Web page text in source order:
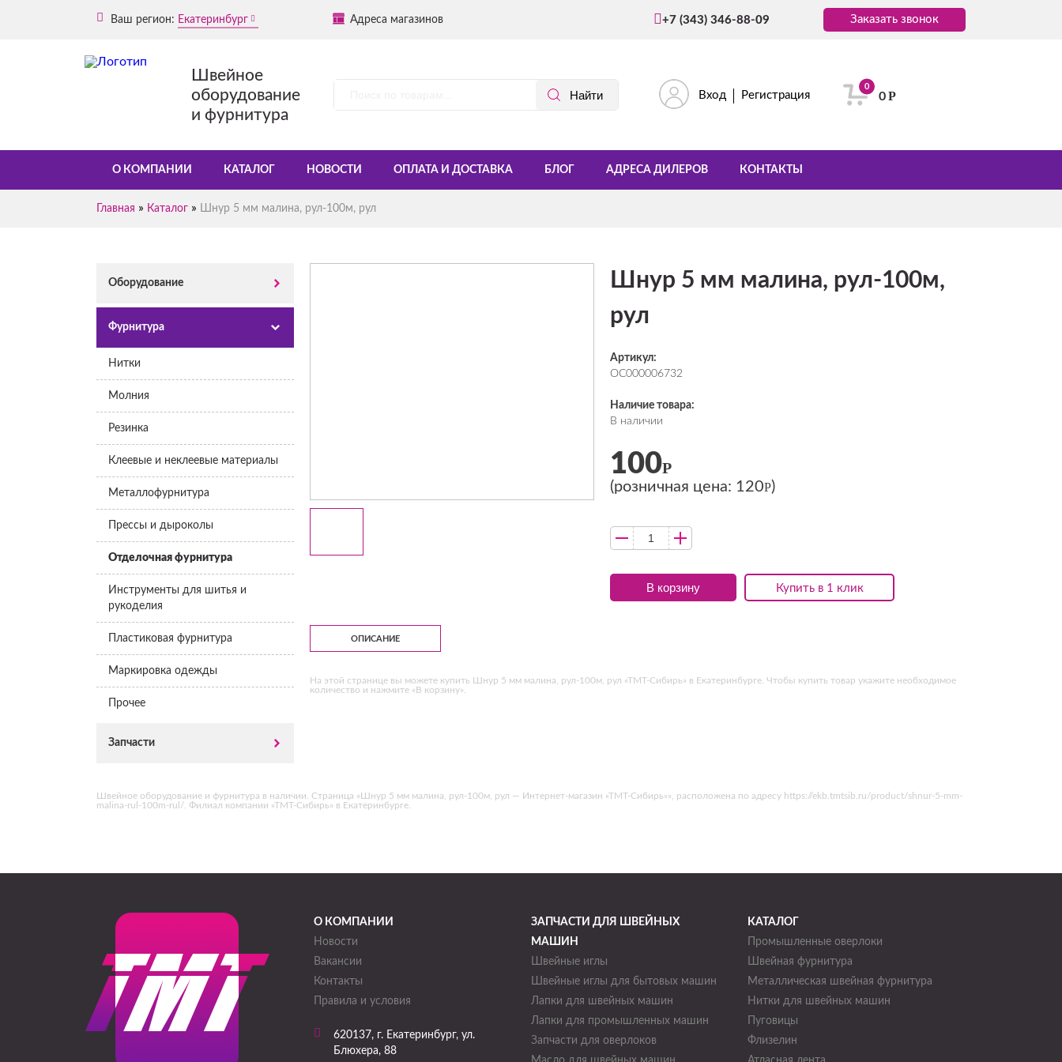
Ваш регион: Екатеринбург Адреса магазинов +7 (343) 346-88-09 Заказать звонок
Швейное
оборудование
и фурнитура
Вход Регистрация
0
0Р
О КОМПАНИИ КАТАЛОГ НОВОСТИ ОПЛАТА И ДОСТАВКА БЛОГ АДРЕСА ДИЛЕРОВ КОНТАКТЫ
Главная » Каталог » Шнур 5 мм малина, рул-100м, рул
Оборудование
Фурнитура
Нитки
Молния
Резинка
Клеевые и неклеевые материалы
Металлофурнитура
Прессы и дыроколы
Отделочная фурнитура
Инструменты для шитья и
рукоделия
Пластиковая фурнитура
Маркировка одежды
Прочее
Запчасти
Шнур 5 мм малина, рул-100м,
рул
Артикул:
ОС000006732
Наличие товара:
В наличии
Купить в 1 клик
100Р
(розничная цена: 120Р)
В корзину
ОПИСАНИЕ
На этой странице вы можете купить Шнур 5 мм малина, рул-100м, рул «ТМТ-Сибирь» в Екатеринбурге. Чтобы купить товар укажите необходимое
количество и нажмите «В корзину».
Швейное оборудование и фурнитура в наличии. Страница «Шнур 5 мм малина, рул-100м, рул — Интернет-магазин «ТМТ-Сибирь»», расположена по адресу https://ekb.tmtsib.ru/product/shnur-5-mm-
malina-rul-100m-rul/. Филиал компании «ТМТ-Сибирь» в Екатеринбурге.
О КОМПАНИИ
Новости
Вакансии
Контакты
Правила и условия
620137, г. Екатеринбург, ул.
Блюхера, 88
ЗАПЧАСТИ ДЛЯ ШВЕЙНЫХ
МАШИН
Швейные иглы
Швейные иглы для бытовых машин
Лапки для швейных машин
Лапки для промышленных машин
Запчасти для оверлоков
КАТАЛОГ
Промышленные оверлоки
Швейная фурнитура
Металлическая швейная фурнитура
Нитки для швейных машин
Пуговицы
Флизелин